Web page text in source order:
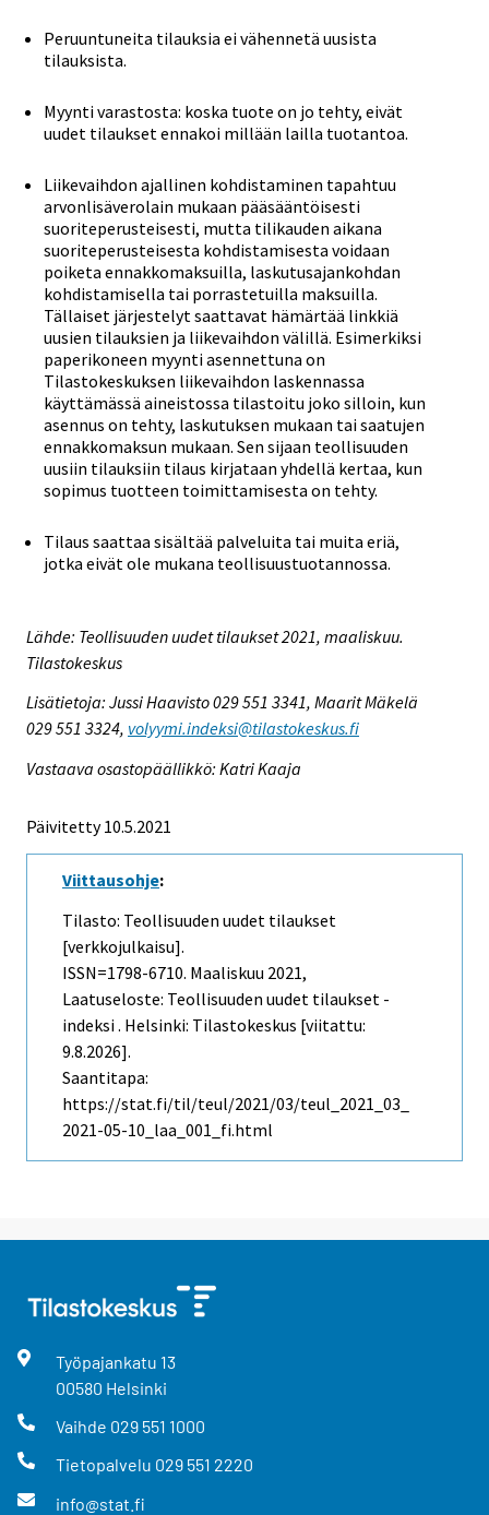
Peruuntuneita tilauksia ei vähennetä uusista
tilauksista.
Myynti varastosta: koska tuote on jo tehty, eivät
uudet tilaukset ennakoi millään lailla tuotantoa.
Liikevaihdon ajallinen kohdistaminen tapahtuu
arvonlisäverolain mukaan pääsääntöisesti
suoriteperusteisesti, mutta tilikauden aikana
suoriteperusteisesta kohdistamisesta voidaan
poiketa ennakkomaksuilla, laskutusajankohdan
kohdistamisella tai porrastetuilla maksuilla.
Tällaiset järjestelyt saattavat hämärtää linkkiä
uusien tilauksien ja liikevaihdon välillä. Esimerkiksi
paperikoneen myynti asennettuna on
Tilastokeskuksen liikevaihdon laskennassa
käyttämässä aineistossa tilastoitu joko silloin, kun
asennus on tehty, laskutuksen mukaan tai saatujen
ennakkomaksun mukaan. Sen sijaan teollisuuden
uusiin tilauksiin tilaus kirjataan yhdellä kertaa, kun
sopimus tuotteen toimittamisesta on tehty.
Tilaus saattaa sisältää palveluita tai muita eriä,
jotka eivät ole mukana teollisuustuotannossa.
Lähde: Teollisuuden uudet tilaukset 2021, maaliskuu.
Tilastokeskus
Lisätietoja: Jussi Haavisto 029 551 3341, Maarit Mäkelä
029 551 3324, volyymi.indeksi@tilastokeskus.fi
Vastaava osastopäällikkö: Katri Kaaja
Päivitetty 10.5.2021
Viittausohje:
Tilasto: Teollisuuden uudet tilaukset
[verkkojulkaisu].
ISSN=1798-6710. Maaliskuu 2021,
Laatuseloste: Teollisuuden uudet tilaukset -
indeksi . Helsinki: Tilastokeskus [viitattu:
9.8.2026].
Saantitapa:
https://stat.fi/til/teul/2021/03/teul_2021_03_
2021-05-10_laa_001_fi.html
Työpajankatu 13
00580 Helsinki
Vaihde 029 551 1000
Tietopalvelu 029 551 2220
info@stat.fi